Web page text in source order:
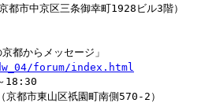
都市中京区三条御幸町1928ビル3階）
都からメッセージ」
forum/index.html
18:30
京都市東山区祇園町南側570-2）